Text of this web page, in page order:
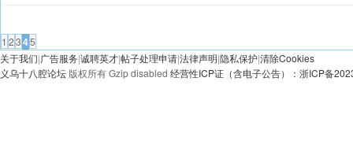
1 2345
关于我们|广告服务|诚聘英才|帖子处理申请|法律声明|隐私保护|清除Cookies
义乌十八腔论坛 版权所有 Gzip disabled 经营性ICP证（含电子公告）：浙ICP备